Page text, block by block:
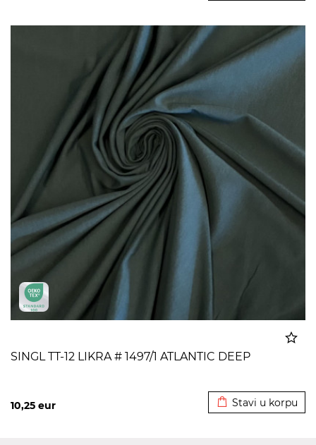
SINGL TT-12 LIKRA # 1497/1 ATLANTIC DEEP
10,25 eur Stavi u korpu